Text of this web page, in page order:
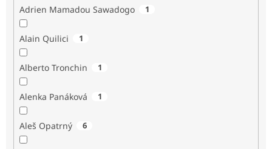
Adrien Mamadou Sawadogo 1
Alain Quilici 1
Alberto Tronchin 1
Alenka Panáková 1
Aleš Opatrný 6